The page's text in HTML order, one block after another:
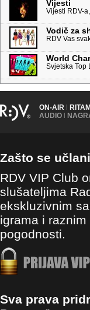
Vijesti
Vijesti RDV-
Vodič za
RDV Vas
World
Svjetska Top
ON-AIR |
AUDIO |
Zašto se
RDV VIP Club
slušateljima
ekskluzivnim
igrama i
pogodnosti.
Sva prava